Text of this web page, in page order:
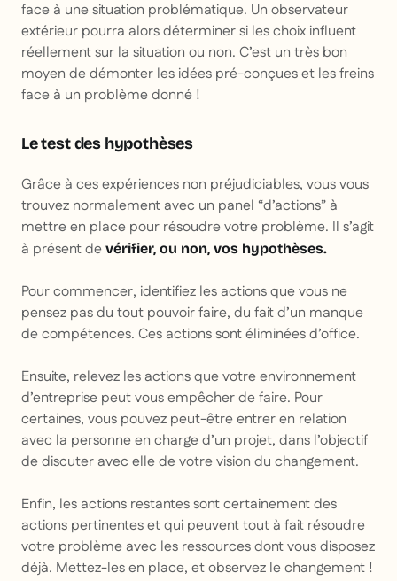
face à une situation problématique. Un observateur
extérieur pourra alors déterminer si les choix influent
réellement sur la situation ou non. C’est un très bon
moyen de démonter les idées pré-conçues et les freins
face à un problème donné !
Le test des hypothèses
Grâce à ces expériences non préjudiciables, vous vous
trouvez normalement avec un panel “d’actions” à
mettre en place pour résoudre votre problème. Il s’agit
à présent de vérifier, ou non, vos hypothèses.
Pour commencer, identifiez les actions que vous ne
pensez pas du tout pouvoir faire, du fait d’un manque
de compétences. Ces actions sont éliminées d’office.
Ensuite, relevez les actions que votre environnement
d’entreprise peut vous empêcher de faire. Pour
certaines, vous pouvez peut-être entrer en relation
avec la personne en charge d’un projet, dans l’objectif
de discuter avec elle de votre vision du changement.
Enfin, les actions restantes sont certainement des
actions pertinentes et qui peuvent tout à fait résoudre
votre problème avec les ressources dont vous disposez
déjà. Mettez-les en place, et observez le changement !